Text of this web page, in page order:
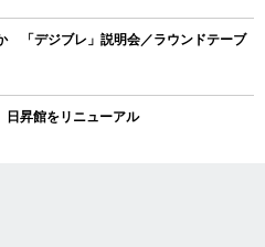
「デジブレ」説明会／ラウンドテーブ
昇館をリニューアル